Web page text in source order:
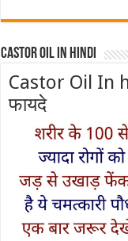
Castor Oil In Hindi
Castor Oil In
फायदे